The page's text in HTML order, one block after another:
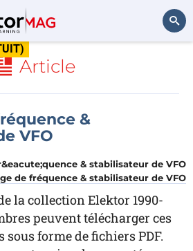
Article
&
VFO
de fréquence & stabilisateur de VFO
la collection Elektor 1990-
peuvent télécharger ces
forme de fichiers PDF.